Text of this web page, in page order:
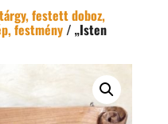
festett doboz,
festmény/ „Isten